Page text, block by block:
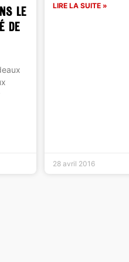
le
de
LIRE LA SUITE »
28 avril 2016